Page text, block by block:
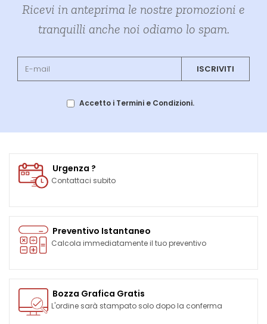
Ricevi in anteprima le nostre promozioni e
tranquilli anche noi odiamo lo spam.
ISCRIVITI
Accetto i Termini e Condizioni.
Urgenza ?
Contattaci subito
Preventivo Istantaneo
Calcola immediatamente il tuo preventivo
Bozza Grafica Gratis
L'ordine sarà stampato solo dopo la conferma